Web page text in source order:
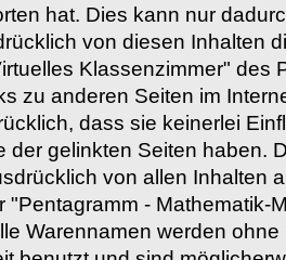
hat. Dies kann nur
von diesen Inhalten
Klassenzimmer" des
zu anderen Seiten im
dass sie keinerlei
der gelinkten Seiten haben.
von allen Inhalten
"Pentagramm - Mathematik-
Warennamen werden